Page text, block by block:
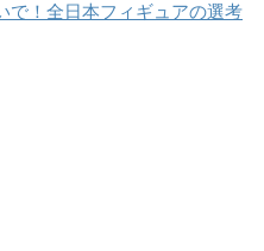
で！全日本フィギュアの選考